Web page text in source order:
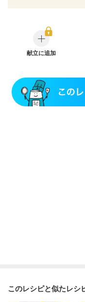
乳がん（ホルモン療法中
乳がん治療を終えた方
妊婦健診・体重増加が
妊娠糖尿病(初期)
産後（ミルク）
関節
フレイル（年齢に合わ
献立に追加
このレシピと似たレシ